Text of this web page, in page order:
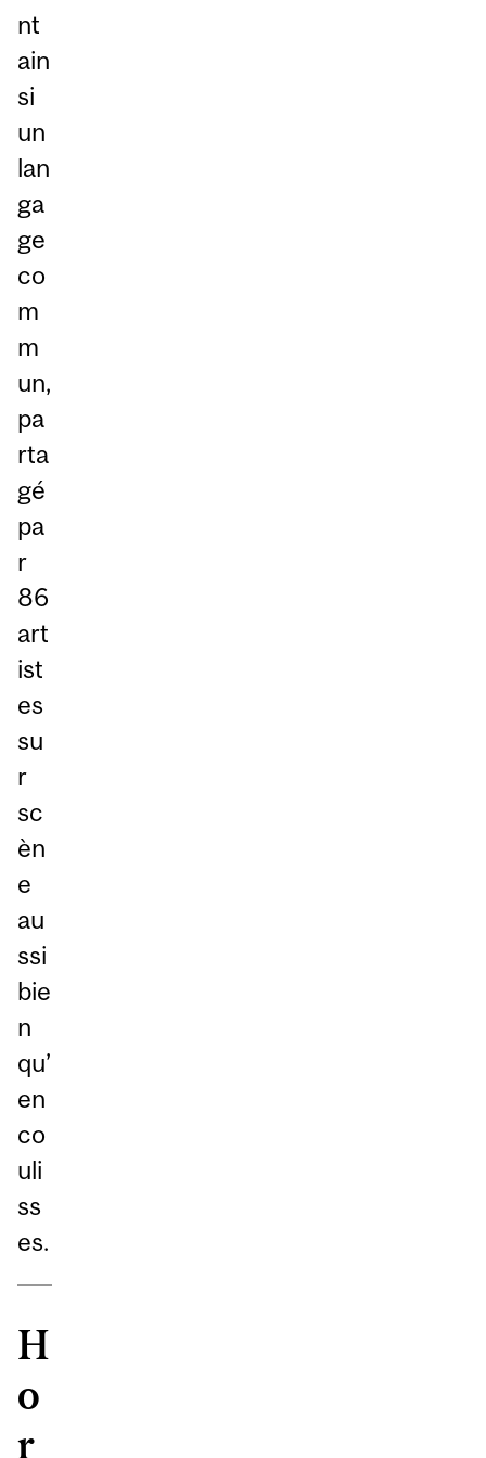
nt
ain
si
un
lan
ga
ge
co
m
m
un,
pa
rta
gé
pa
r
86
art
ist
es
su
r
sc
èn
e
au
ssi
bie
n
qu’
en
co
uli
ss
es.
H
o
r